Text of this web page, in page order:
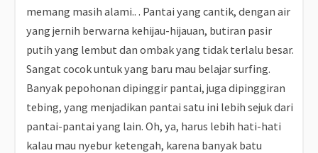
memang masih alami.. . Pantai yang cantik, dengan air
yang jernih berwarna kehijau-hijauan, butiran pasir
putih yang lembut dan ombak yang tidak terlalu besar.
Sangat cocok untuk yang baru mau belajar surfing.
Banyak pepohonan dipinggir pantai, juga dipinggiran
tebing, yang menjadikan pantai satu ini lebih sejuk dari
pantai-pantai yang lain. Oh, ya, harus lebih hati-hati
kalau mau nyebur ketengah, karena banyak batu